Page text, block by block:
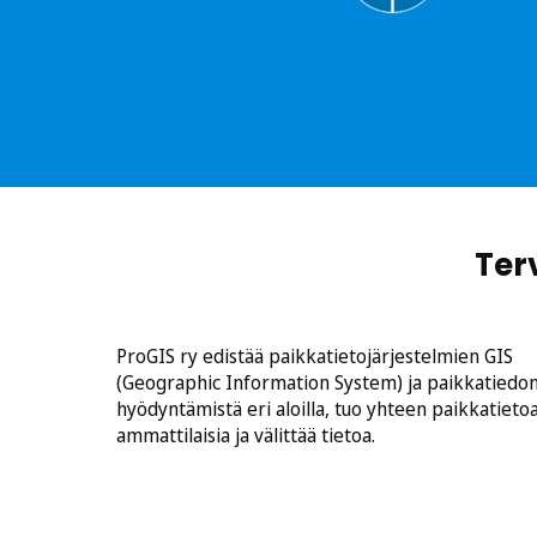
i
o
n
ProGIS ry edistää paikkatietojärjestelmien GIS
(Geographic Information System) ja
hyödyntämistä eri aloilla, tuo yhteen
ammattilaisia ja välittää tietoa.